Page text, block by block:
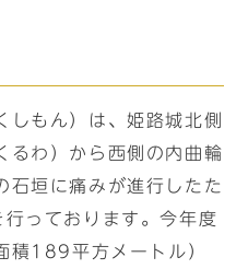
しもん）は、姫路城北側
るわ）から西側の内曲輪
石垣に痛みが進行したた
っております。今年度
積189平方メートル）